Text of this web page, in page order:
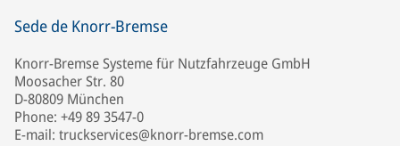
Sede de Knorr-Bremse
Knorr-Bremse Systeme für Nutzfahrzeuge GmbH
Moosacher Str. 80
D-80809 München
Phone: +49 89 3547-0
E-mail: truckservices@knorr-bremse.com